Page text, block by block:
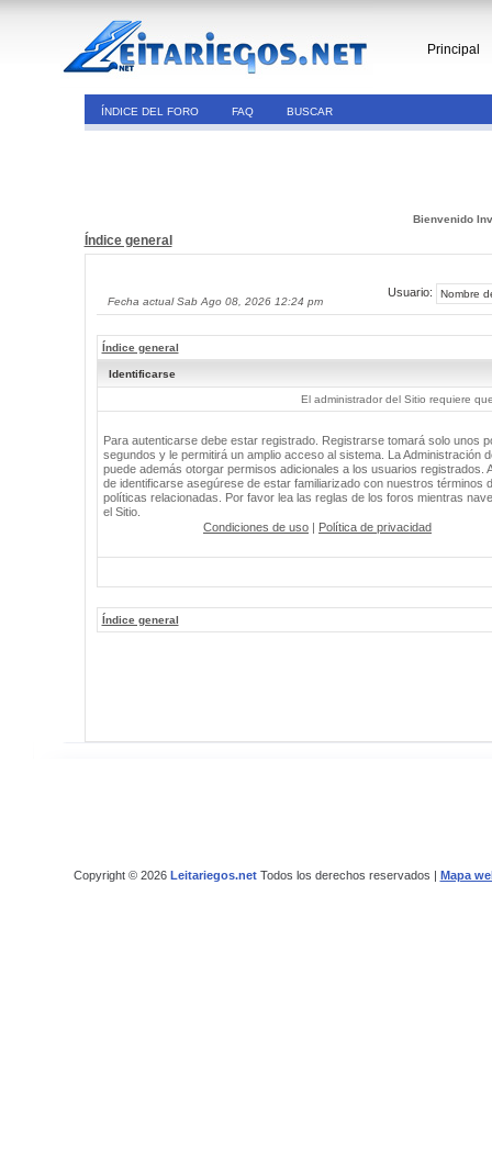
Principal
ÍNDICE DEL FORO FAQ BUSCAR
Bienvenido
Índice general
Fecha actual Sab Ago 08, 2026 12:24 pm
Usuario:
Índice general
Identificarse
El administrador del Sitio requiere
Para autenticarse debe estar registrado. Registrarse tomará solo unos
segundos y le permitirá un amplio acceso al sistema. La Administración
puede además otorgar permisos adicionales a los usuarios registrados.
de identificarse asegúrese de estar familiarizado con nuestros términos
políticas relacionadas. Por favor lea las reglas de los foros mientras
el Sitio.
Condiciones de uso | Política de privacidad
Índice general
Copyright © 2026 Leitariegos.netTodos los derechos reservados | Mapa